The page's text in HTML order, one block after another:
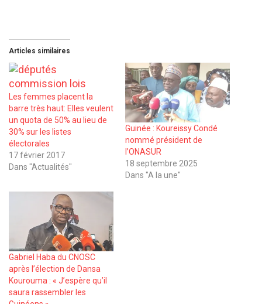
Articles similaires
Les femmes placent la
barre très haut: Elles veulent
un quota de 50% au lieu de
30% sur les listes
électorales
17 février 2017
Dans "Actualités"
Guinée : Koureissy Condé
nommé président de
l’ONASUR
18 septembre 2025
Dans "A la une"
Gabriel Haba du CNOSC
après l’élection de Dansa
Kourouma : « J’espère qu’il
saura rassembler les